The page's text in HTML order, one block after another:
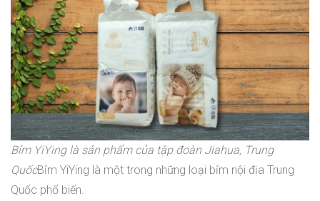
Bỉm YiYing là sản phẩm của tập đoàn Jiahua, Trung
QuốcBỉm YiYing là một trong những loại bỉm nội địa Trung
Quốc phổ biến.